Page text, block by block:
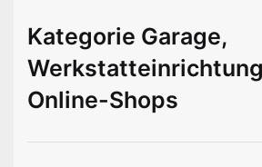
Kategorie Garage,
Online-Shops